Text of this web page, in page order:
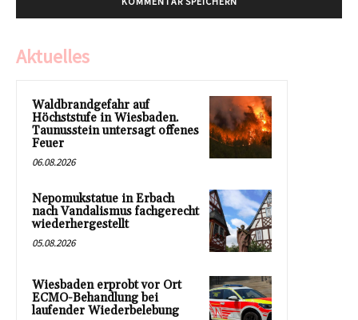
Aktuelles
Waldbrandgefahr auf
Höchststufe in Wiesbaden.
Taunusstein untersagt offenes
Feuer
06.08.2026
Nepomukstatue in Erbach
nach Vandalismus fachgerecht
wiederhergestellt
05.08.2026
Wiesbaden erprobt vor Ort
ECMO-Behandlung bei
laufender Wiederbelebung